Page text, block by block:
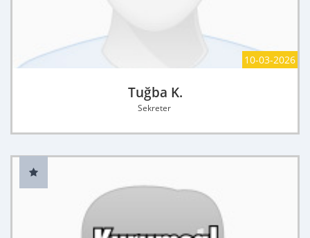
10-03-2026
Tuğba K.
Sekreter